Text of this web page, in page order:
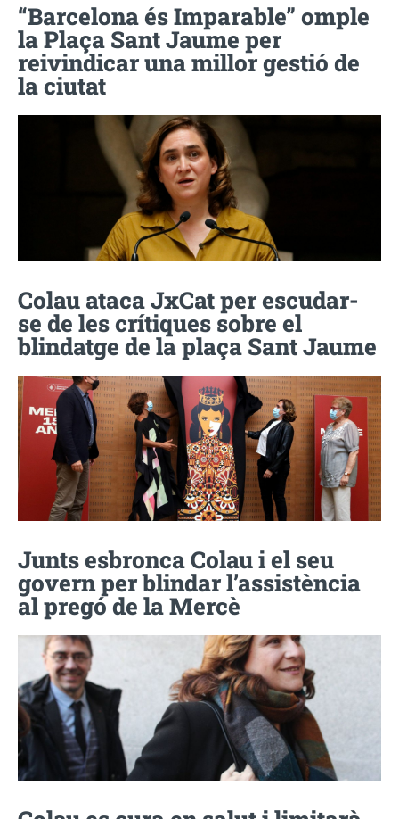
“Barcelona és Imparable” omple
la Plaça Sant Jaume per
reivindicar una millor gestió de
la ciutat
Colau ataca JxCat per escudar-
se de les crítiques sobre el
blindatge de la plaça Sant Jaume
Junts esbronca Colau i el seu
govern per blindar l’assistència
al pregó de la Mercè